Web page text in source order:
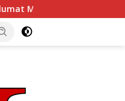
Jalan Panjang Menuju